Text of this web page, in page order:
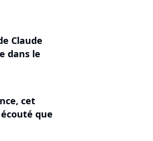
Claude
dans le
cet
que